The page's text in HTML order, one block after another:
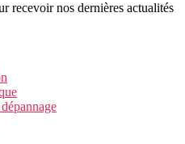
recevoir nos dernières actualités